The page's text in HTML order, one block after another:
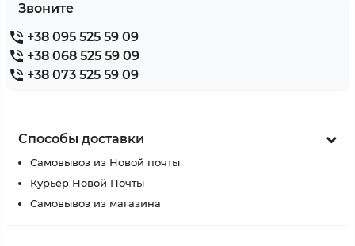
Звоните
+38 095 525 59 09
+38 068 525 59 09
+38 073 525 59 09
Способы доставки
Самовывоз из Новой почты
Курьер Новой Почты
Самовывоз из магазина